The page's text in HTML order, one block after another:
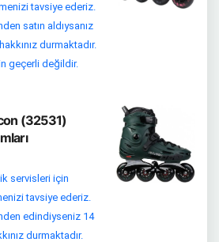
tavsiye ederiz.
satın aldıysanız
durmaktadır.
geçerli değildir.
(32531)
servisleri için
tavsiye ederiz.
edindiyseniz 14
durmaktadır.